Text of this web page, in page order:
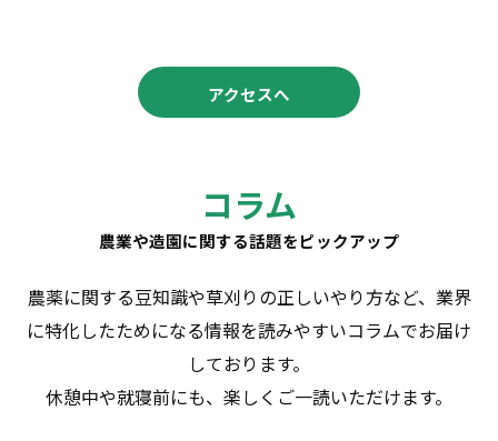
アクセスへ
農業や造園に関する話題をピックアップ
コラム
農薬に関する豆知識や草刈りの正しいやり方など、業界
に特化したためになる情報を読みやすいコラムでお届け
しております。
休憩中や就寝前にも、楽しくご一読いただけます。